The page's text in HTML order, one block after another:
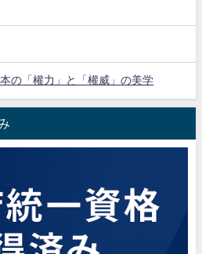
の「權力」と「權威」の美学